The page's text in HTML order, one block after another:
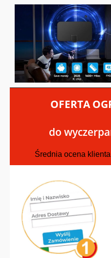
OFERTA
do
Średnia ocena